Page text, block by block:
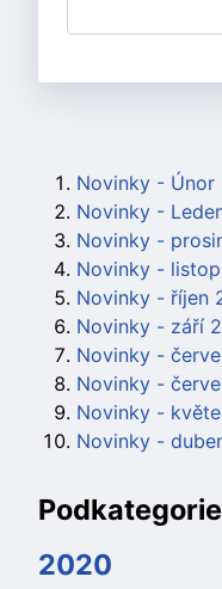
Novinky - Únor
Novinky -
Novinky -
Novinky -
Novinky - říjen
Novinky - září
Novinky -
Novinky -
Novinky -
Novinky -
Podkategorie
2020